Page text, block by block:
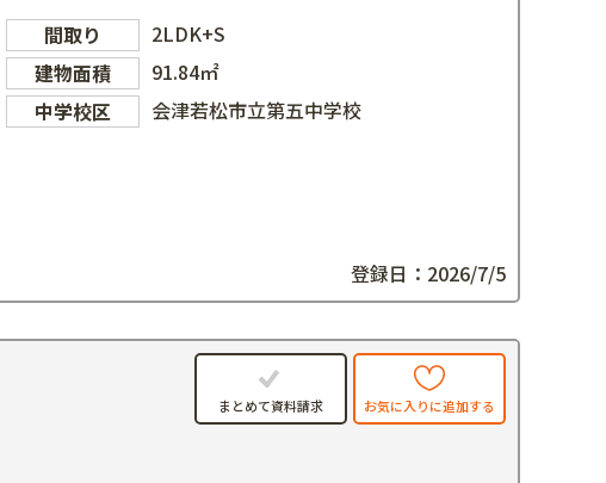
間取り
2LDK+S
建物面積
91.84㎡
中学校区
会津若松市立第五中学校
登録日：2026/7/5
まとめて資料請求 お気に入りに追加する